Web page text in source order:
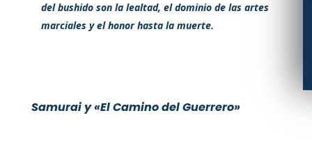
del bushido son la lealtad, el dominio de las artes
marciales y el honor hasta la muerte.
Samurai y «El Camino del Guerrero»